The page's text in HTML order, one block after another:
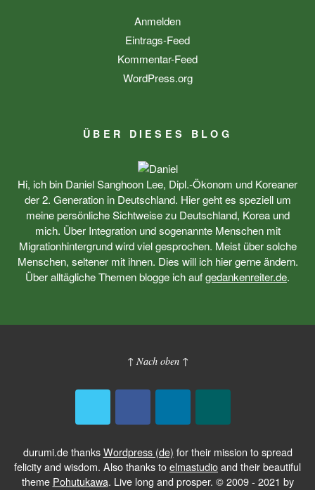
Anmelden
Eintrags-Feed
Kommentar-Feed
WordPress.org
ÜBER DIESES BLOG
Hi, ich bin Daniel Sanghoon Lee, Dipl.-Ökonom und Koreaner
der 2. Generation in Deutschland. Hier geht es speziell um
meine persönliche Sichtweise zu Deutschland, Korea und
mich. Über Integration und sogenannte Menschen mit
Migrationhintergrund wird viel gesprochen. Meist über solche
Menschen, seltener mit ihnen. Dies will ich hier gerne ändern.
Über alltägliche Themen blogge ich aufgedankenreiter.de.
↑ Nach oben ↑
durumi.de thanksWordpress (de) for their mission to spread
felicity and wisdom. Also thanks toelmastudioand their beautiful
theme Pohutukawa. Live long and prosper. © 2009 - 2021 by